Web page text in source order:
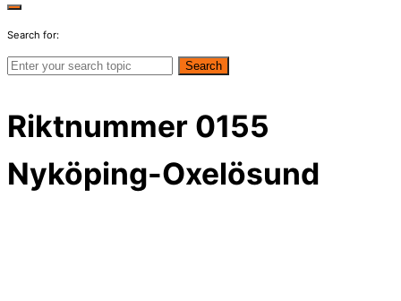
Search for:
Search
Riktnummer 0155
Nyköping-Oxelösund